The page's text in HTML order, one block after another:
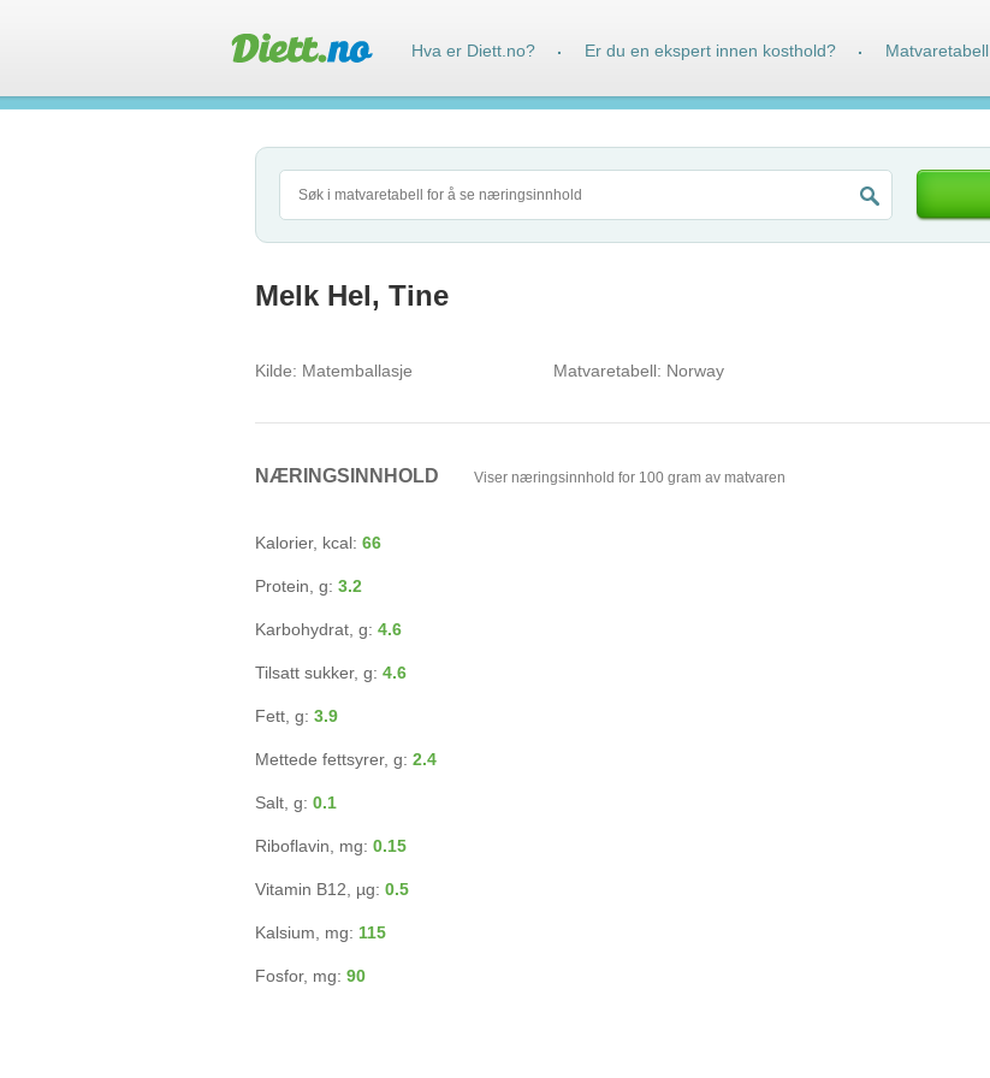
Melk Hel, Tine
Kilde: Matemballasje Matvaretabell: Norway
NÆRINGSINNHOLD Viser næringsinnhold for 100 gram av matvaren
Kalorier, kcal: 66
Protein, g: 3.2
Karbohydrat, g: 4.6
Tilsatt sukker, g: 4.6
Fett, g: 3.9
Mettede fettsyrer, g: 2.4
Salt, g: 0.1
Riboflavin, mg: 0.15
Vitamin B12, µg: 0.5
Kalsium, mg: 115
Fosfor, mg: 90
Hva er Diett.no? · Er du en ekspert innen kosthold? · Matvaretabell